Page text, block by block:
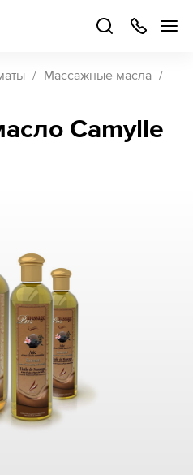
Массажные масла
Camylle